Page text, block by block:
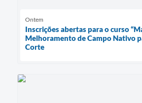
Ontem
Inscrições abertas para o curso
Melhoramento de Campo Nativo
Corte